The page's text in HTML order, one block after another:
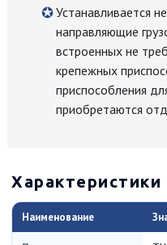
Устанавливается
направляющие
встроенных не
крепежных
приспособления
приобретаются
Характеристики
Наименование